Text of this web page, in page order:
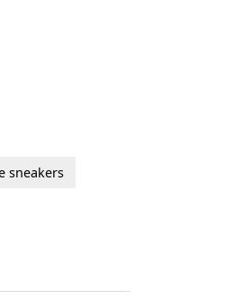
sneakers